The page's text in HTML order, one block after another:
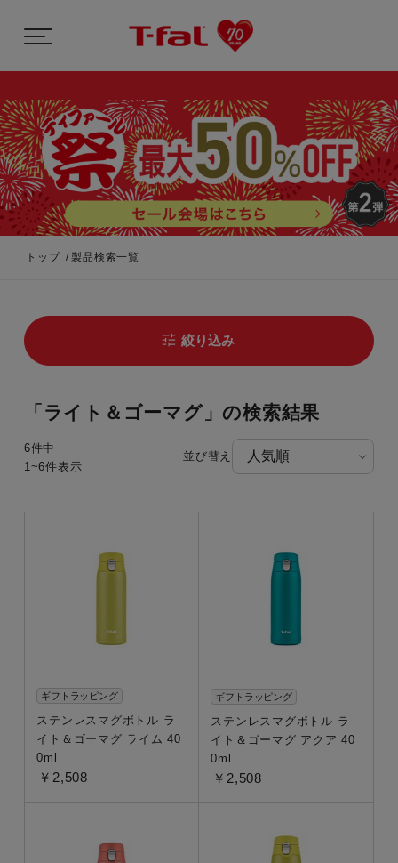
トップ 製品検索一覧
最新の売れ筋ランキング
電気ケトル
キッチン用品
アイロン・衣類スチーマー
調理家電
生活家電
絞り込み
「ライト＆ゴーマグ」の検索結果
6件中
1~6件表示
並び替え
ギフトラッピング
ステンレスマグボトル ラ
イト＆ゴーマグ ライム 40
0ml
￥2,508
ギフトラッピング
ステンレスマグボトル ラ
イト＆ゴーマグ アクア 40
0ml
￥2,508